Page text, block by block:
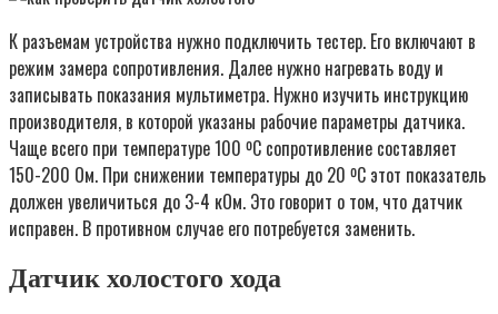
К разъемам устройства нужно подключить тестер. Его включают в
режим замера сопротивления. Далее нужно нагревать воду и
записывать показания мультиметра. Нужно изучить инструкцию
производителя, в которой указаны рабочие параметры датчика.
Чаще всего при температуре 100 ºС сопротивление составляет
150-200 Ом. При снижении температуры до 20 ºС этот показатель
должен увеличиться до 3-4 кОм. Это говорит о том, что датчик
исправен. В противном случае его потребуется заменить.
Датчик холостого хода